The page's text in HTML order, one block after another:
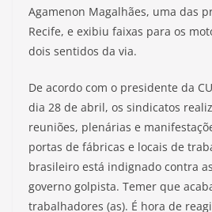
Agamenon Magalhães, uma das
Recife, e exibiu faixas para os
dois sentidos da via.
De acordo com o presidente da
dia 28 de abril, os sindicatos
reuniões, plenárias e
portas de fábricas e locais de
brasileiro está indignado contra
governo golpista. Temer que
trabalhadores (as). É hora de